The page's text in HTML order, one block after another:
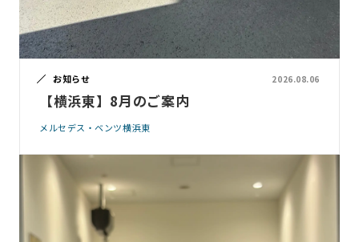
お知らせ 2026.08.06
【横浜東】8月のご案内
メルセデス・ベンツ横浜東